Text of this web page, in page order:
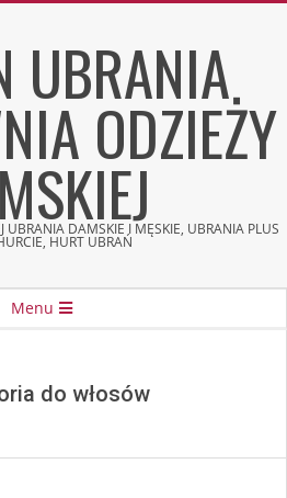
UBRANIA
ODZIEŻY
UBRANIA DAMSKIE I MĘSKIE, UBRANIA PLUS
HURT UBRAŃ
Menu
do włosów